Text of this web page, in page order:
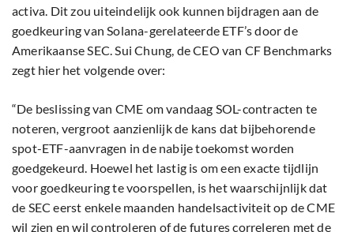
activa. Dit zou uiteindelijk ook kunnen bijdragen aan de
goedkeuring van Solana-gerelateerde ETF’s door de
Amerikaanse SEC. Sui Chung, de CEO van CF Benchmarks
zegt hier het volgende over:
“De beslissing van CME om vandaag SOL-contracten te
noteren, vergroot aanzienlijk de kans dat bijbehorende
spot-ETF-aanvragen in de nabije toekomst worden
goedgekeurd. Hoewel het lastig is om een exacte tijdlijn
voor goedkeuring te voorspellen, is het waarschijnlijk dat
de SEC eerst enkele maanden handelsactiviteit op de CME
wil zien en wil controleren of de futures correleren met de